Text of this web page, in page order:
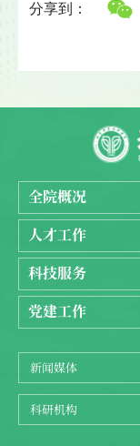
分享到：
全院概况
人才工作
科技服务
党建工作
新闻媒体
科研机构